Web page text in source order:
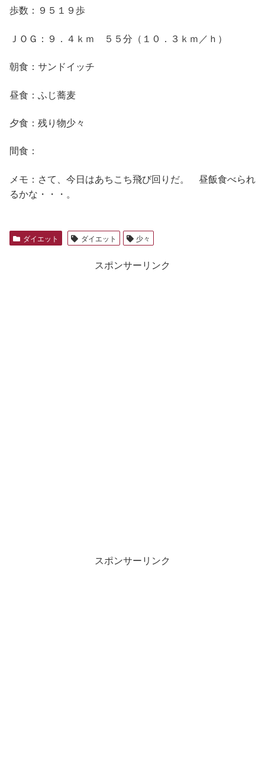
歩数：９５１９歩
ＪＯＧ：９．４ｋｍ ５５分（１０．３ｋｍ／ｈ）
朝食：サンドイッチ
昼食：ふじ蕎麦
夕食：残り物少々
間食：
メモ：さて、今日はあちこち飛び回りだ。 昼飯食べられ
るかな・・・。
ダイエット ダイエット 少々
スポンサーリンク
スポンサーリンク